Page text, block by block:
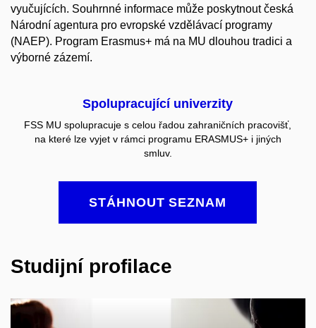
vyučujících. Souhrnné informace může poskytnout česká
Národní agentura pro evropské vzdělávací programy
(NAEP). Program Erasmus+ má na MU dlouhou tradici a
výborné zázemí.
Spolupracující univerzity
FSS MU spolupracuje s celou řadou zahraničních pracovišť,
na které lze vyjet v rámci programu ERASMUS+ i jiných
smluv.
STÁHNOUT SEZNAM
Studijní profilace